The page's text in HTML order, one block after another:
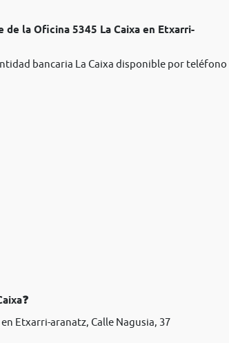
la Oficina 5345 La Caixa en Etxarri-
bancaria La Caixa disponible por teléfono
Etxarri-aranatz, Calle Nagusia, 37